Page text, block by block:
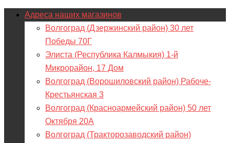
Адреса наших магазинов
Волгоград (Дзержинский район) 30 лет
Победы 70Г
Элиста (Республика Калмыкия) 1-й
Микрорайон, 17 Дом
Волгоград (Ворошиловский район) Рабоче-
Крестьянская 3
Волгоград (Красноармейский район) 50 лет
Октября 20А
Волгоград (Тракторозаводский район)